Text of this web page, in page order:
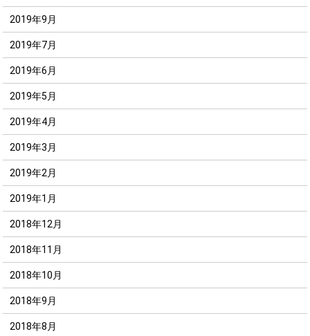
2019年9月
2019年7月
2019年6月
2019年5月
2019年4月
2019年3月
2019年2月
2019年1月
2018年12月
2018年11月
2018年10月
2018年9月
2018年8月